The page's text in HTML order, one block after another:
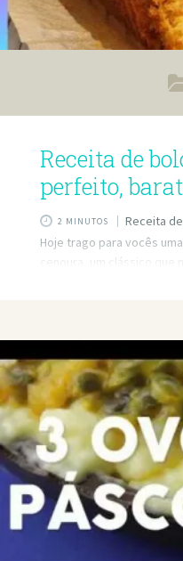
Receita de
perfeito,
2 MINUTOS
Receita
Hoje trago para vocês
cenoura, um clássico que
receitas. Além de ser
Sandra e este é o seu
doces lanches. Receita
INGREDIENTES:200g de